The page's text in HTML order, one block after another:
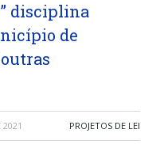
disciplina
de
2021 PROJETOS DE LEI